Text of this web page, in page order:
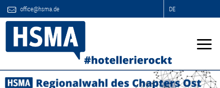
office@hsma.de DE